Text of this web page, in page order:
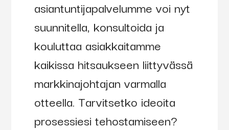
asiantuntijapalvelumme voi nyt
suunnitella, konsultoida ja
kouluttaa asiakkaitamme
kaikissa hitsaukseen liittyvässä
markkinajohtajan varmalla
otteella. Tarvitsetko ideoita
prosessiesi tehostamiseen?